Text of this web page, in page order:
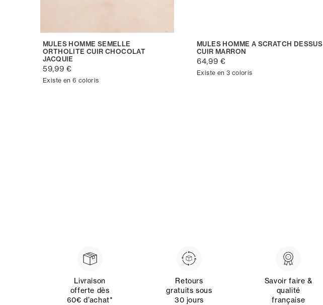
MULES HOMME SEMELLE
ORTHOLITE CUIR CHOCOLAT
JACQUIE
59,99 €
Existe en 6 coloris
MULES HOMME A SCRATCH DESSUS
CUIR MARRON
64,99 €
Existe en 3 coloris
Livraison
offerte dès
60€ d’achat*
Retours
gratuits sous
30 jours
Savoir faire &
qualité
française